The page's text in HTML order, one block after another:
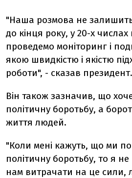
"Наша розмова не
до кінця року, у 20-х
проведемо моніторинг і
якою швидкістю і якістю
роботи", - сказав президент.
Він також зазначив, що
політичну боротьбу, а
життя людей.
"Коли мені кажуть, що ми
політичну боротьбу, то я
нам витрачати на це сили,